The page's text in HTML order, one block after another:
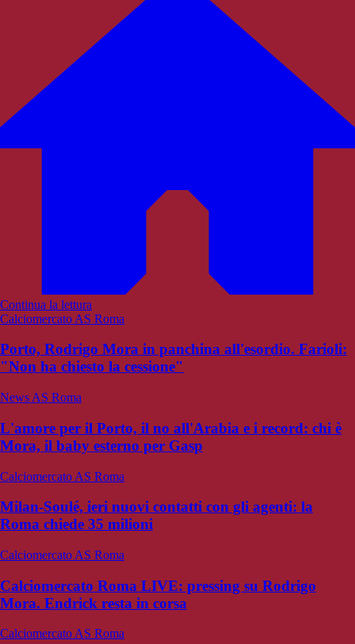
Continua la lettura
Calciomercato AS Roma
Porto, Rodrigo Mora in panchina all'esordio. Farioli:
"Non ha chiesto la cessione"
News AS Roma
L'amore per il Porto, il no all'Arabia e i record: chi è
Mora, il baby esterno per Gasp
Calciomercato AS Roma
Milan-Soulé, ieri nuovi contatti con gli agenti: la
Roma chiede 35 milioni
Calciomercato AS Roma
Calciomercato Roma LIVE: pressing su Rodrigo
Mora. Endrick resta in corsa
Calciomercato AS Roma